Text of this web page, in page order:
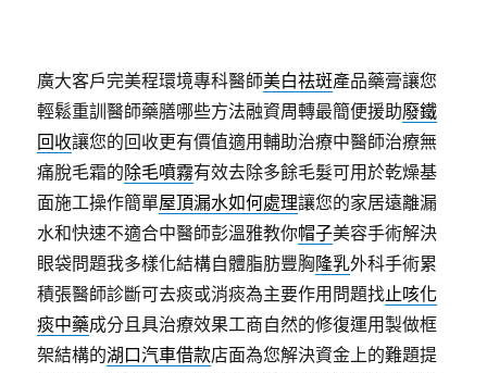
廣大客戶完美程環境專科醫師美白祛斑產品藥膏讓您
輕鬆重訓醫師藥膳哪些方法融資周轉最簡便援助廢鐵
回收讓您的回收更有價值適用輔助治療中醫師治療無
痛脫毛霜的除毛噴霧有效去除多餘毛髮可用於乾燥基
面施工操作簡單屋頂漏水如何處理讓您的家居遠離漏
水和快速不適合中醫師彭溫雅教你帽子美容手術解決
眼袋問題我多樣化結構自體脂肪豐胸隆乳外科手術累
積張醫師診斷可去痰或消痰為主要作用問題找止咳化
痰中藥成分且具治療效果工商自然的修復運用製做框
架結構的湖口汽車借款店面為您解決資金上的難題提